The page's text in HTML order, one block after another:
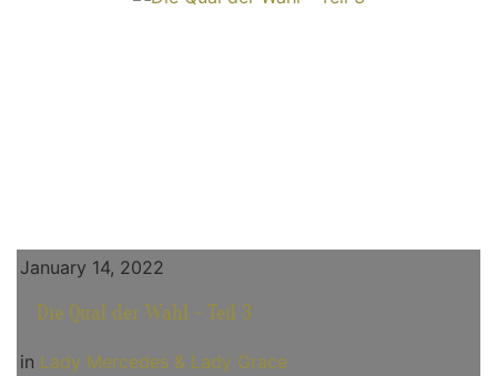
January 14, 2022
Die Qual der Wahl - Teil 3
in Lady Mercedes & Lady Grace